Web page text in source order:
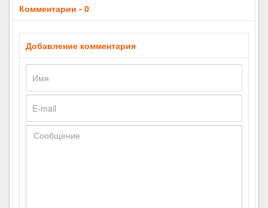
Комментарии - 0
Добавление комментария